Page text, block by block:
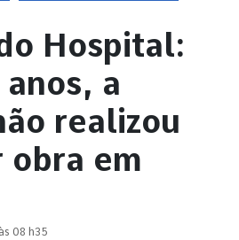
Hospital:
a
realizou
obra em
08 h35